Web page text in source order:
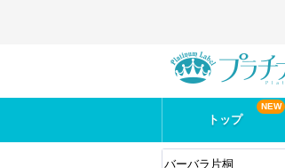
トップ